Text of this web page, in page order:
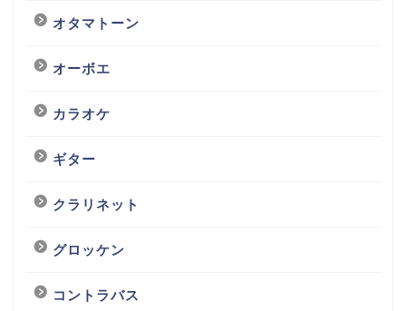
オタマトーン
オーボエ
カラオケ
ギター
クラリネット
グロッケン
コントラバス